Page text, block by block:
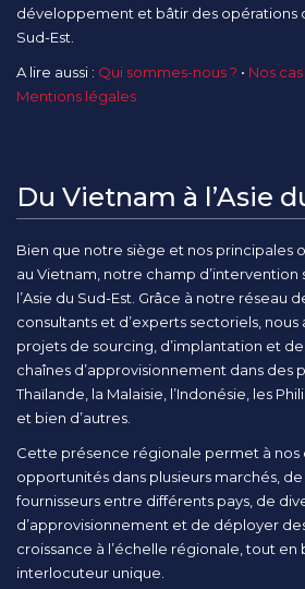
développement et bâtir des opérations
Sud-Est.
A lire aussi : Qui sommes-nous ? • Nos
Mentions légales
Du Vietnam à l’Asie
Bien que notre siège et nos principales
au Vietnam, notre champ d’intervention
l’Asie du Sud-Est. Grâce à notre réseau
consultants et d’experts sectoriels,
projets de sourcing, d’implantation et
chaînes d’approvisionnement dans des
Thaïlande, la Malaisie, l’Indonésie, les
et bien d’autres.
Cette présence régionale permet à nos
opportunités dans plusieurs marchés,
fournisseurs entre différents pays, de
d’approvisionnement et de déployer
croissance à l’échelle régionale, tout en
interlocuteur unique.